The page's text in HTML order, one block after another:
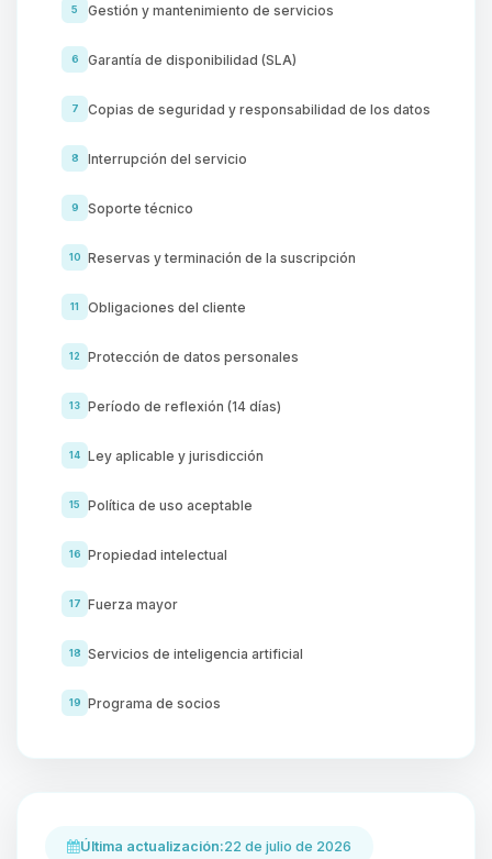
5 Gestión y mantenimiento de servicios
6 Garantía de disponibilidad (SLA)
7 Copias de seguridad y responsabilidad de los datos
8 Interrupción del servicio
9 Soporte técnico
10 Reservas y terminación de la suscripción
11 Obligaciones del cliente
12 Protección de datos personales
13 Período de reflexión (14 días)
14 Ley aplicable y jurisdicción
15 Política de uso aceptable
16 Propiedad intelectual
17 Fuerza mayor
18 Servicios de inteligencia artificial
19 Programa de socios
Última actualización:22 de julio de 2026